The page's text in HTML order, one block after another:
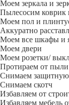
Моем зеркала и
Пылесосим коврик
Моем пол и
Аккуратно
Моем все шкафы и
Моем двери
Моем розетки/
Протираем от
Снимаем защитную
Снимаем скотч
Избавляем от
Избавляем мебель